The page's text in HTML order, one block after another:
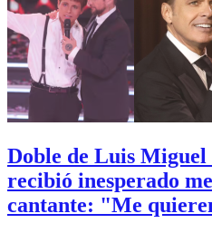
Doble de Luis
recibió inesperado
cantante: "Me